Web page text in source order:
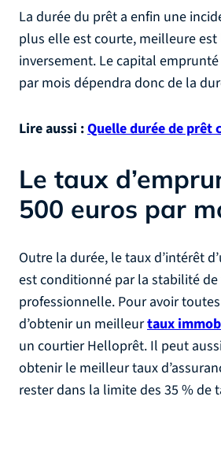
La durée du prêt a enfin une
plus elle est courte, meilleure est
inversement. Le capital emprunté
par mois dépendra donc de la
Lire aussi :Quelle durée de prêt
Le taux
500 euros par
Outre la durée, le taux d’intérêt
est conditionné par la stabilité
professionnelle. Pour avoir
d’obtenir un meilleurtaux
un courtier Helloprêt. Il peut
obtenir le meilleur taux
rester dans la limite des 35 % de